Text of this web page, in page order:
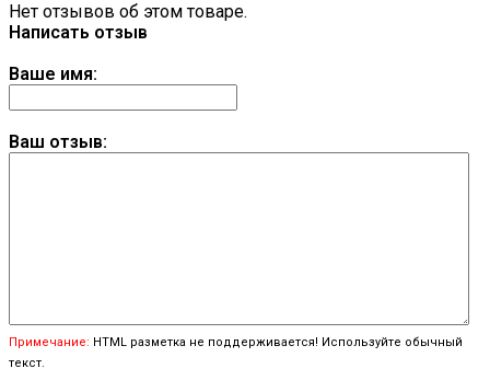
Нет отзывов об этом товаре.
Написать отзыв
Ваше имя:
Ваш отзыв:
Примечание: HTML разметка не поддерживается! Используйте обычный
текст.